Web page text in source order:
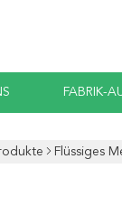
FABRIK-
Flüssiges